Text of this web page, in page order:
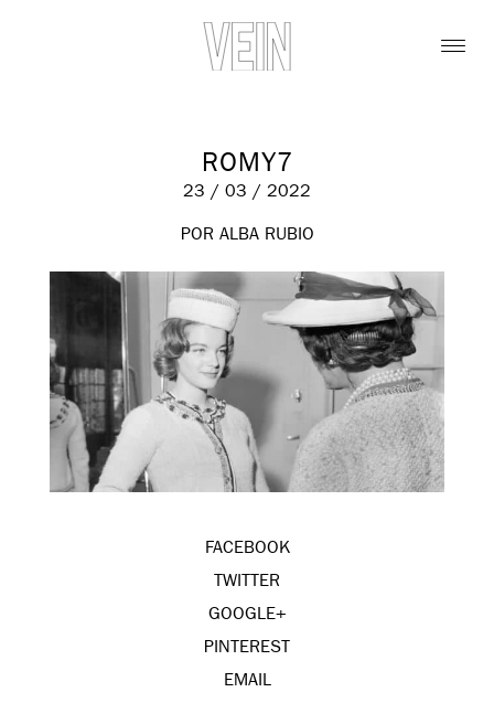
ROMY7
23 / 03 / 2022
POR ALBA RUBIO
FACEBOOK
TWITTER
GOOGLE+
PINTEREST
EMAIL